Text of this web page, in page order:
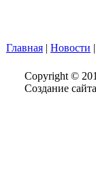
Главная | Новости |
Copyright ©
Создание сайта